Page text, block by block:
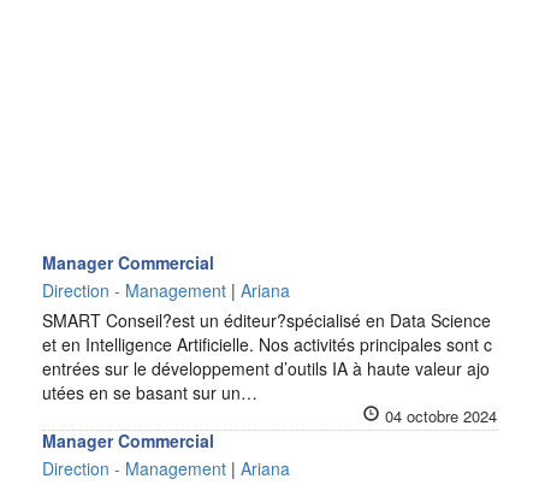
Manager Commercial
Direction - Management | Ariana
SMART Conseil?est un éditeur?spécialisé en Data Science
et en Intelligence Artificielle. Nos activités principales sont c
entrées sur le développement d’outils IA à haute valeur ajo
utées en se basant sur un…
04 octobre 2024
Manager Commercial
Direction - Management | Ariana